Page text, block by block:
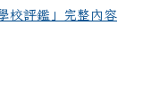
校評鑑」完整內容